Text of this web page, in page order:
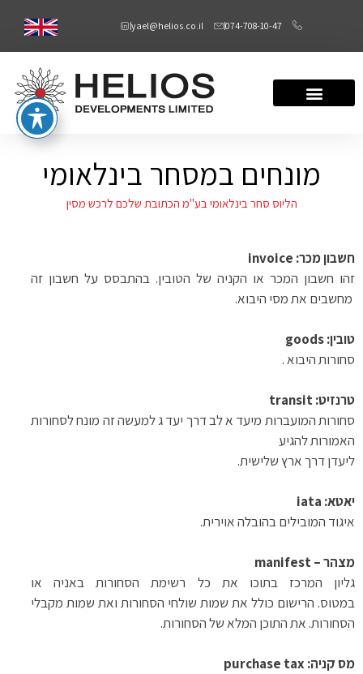
074-708-10-47
yael@helios.co.il
מונחים במסחר בינלאומי
הליוס סחר בינלאומי בע"מ הכתובת שלכם לרכש מסין
חשבון מכר:
invoice
זהו חשבון המכר או הקניה של הטובין. בהתבסס על חשבון זה
מחשבים את מסי היבוא.
טובין:
goods
סחורות היבוא .
טרנזיט:
transit
סחורות המועברות מיעד א לב דרך יעד ג למעשה זה מונח לסחורות
האמורות להגיע
ליעדן דרך ארץ שלישית.
יאטא:
iata
איגוד המובילים בהובלה אוירית.
מצהר –manifest
גליון המרכז בתוכו את כל רשימת הסחורות באניה או
במטוס. הרישום כולל את שמות שולחי הסחורות ואת שמות מקבלי
הסחורות. את התוכן המלא של הסחורות.
מס קניה:
purchase tax